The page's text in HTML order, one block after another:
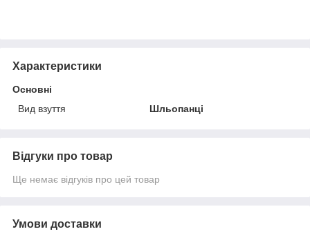
Характеристики
Основні
Вид взуття
Шльопанці
Відгуки про товар
Ще немає відгуків про цей товар
Умови доставки